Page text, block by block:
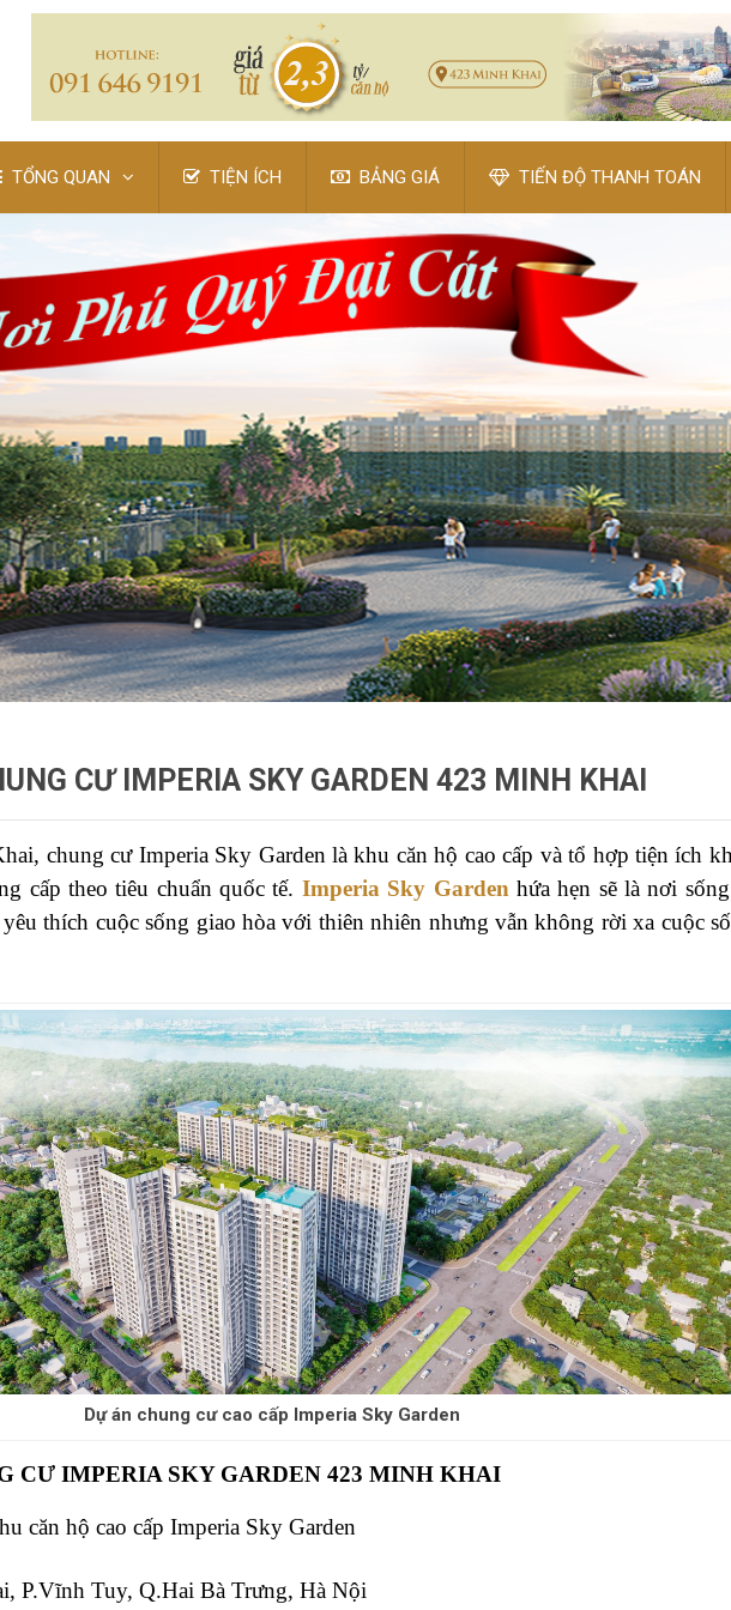
TỔNG QUAN TIỆN ÍCH BẢNG GIÁ TIẾN ĐỘ THANH TOÁN
CƯ IMPERIA SKY GARDEN 423 MINH KHAI
chung cư Imperia Sky Garden là khu căn hộ cao cấp và tổ hợp tiện ích
cấp theo tiêu chuẩn quốc tế. Imperia Sky Garden hứa hẹn sẽ là nơi
thích cuộc sống giao hòa với thiên nhiên nhưng vẫn không rời xa cuộc
Dự án chung cư cao cấp Imperia Sky Garden
CƯ IMPERIA SKY GARDEN 423 MINH KHAI
căn hộ cao cấp Imperia Sky Garden
P.Vĩnh Tuy, Q.Hai Bà Trưng, Hà Nội